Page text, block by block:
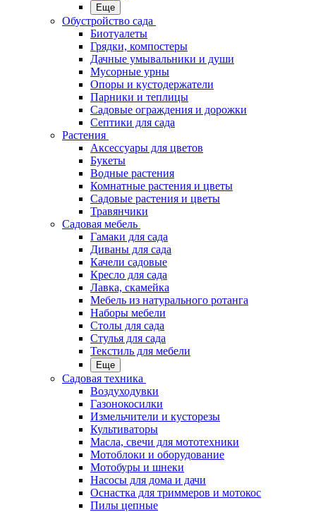
Еще
Обустройство сада
Биотуалеты
Грядки, компостеры
Дачные умывальники и души
Мусорные урны
Опоры и кустодержатели
Парники и теплицы
Садовые ограждения и дорожки
Септики для сада
Растения
Аксессуары для цветов
Букеты
Водные растения
Комнатные растения и цветы
Садовые растения и цветы
Травянчики
Садовая мебель
Гамаки для сада
Диваны для сада
Качели садовые
Кресло для сада
Лавка, скамейка
Мебель из натурального ротанга
Наборы мебели
Столы для сада
Стулья для сада
Текстиль для мебели
Еще
Садовая техника
Воздуходувки
Газонокосилки
Измельчители и кусторезы
Культиваторы
Масла, свечи для мототехники
Мотоблоки и оборудование
Мотобуры и шнеки
Насосы для дома и дачи
Оснастка для триммеров и мотокос
Пилы цепные